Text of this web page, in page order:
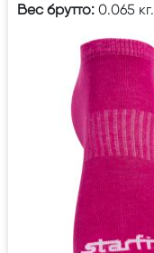
Вес брутто: 0.065 кг.